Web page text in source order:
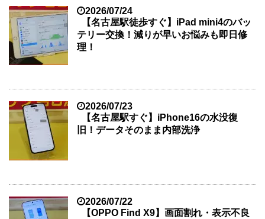
2026/07/24
【名古屋駅徒歩すぐ】iPad mini4のバッ
テリー交換！減りが早いお悩みも即日修
理！
2026/07/23
【名古屋駅すぐ】iPhone16の水没復
旧！データそのまま内部洗浄
2026/07/22
【OPPO Find X9】画面割れ・表示不良